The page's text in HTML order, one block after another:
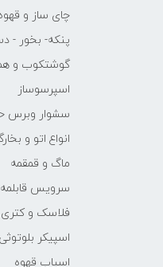
چای ساز و
پنکه- بخور -
گوشتکوب و
اسپرسوساز
سشوار وبرس
انواع اتو و
ماگ و قمقمه
سرویس قابلمه
فلاسک و کتری
اسپیکر بلوتوثی
اسیاب قهوه